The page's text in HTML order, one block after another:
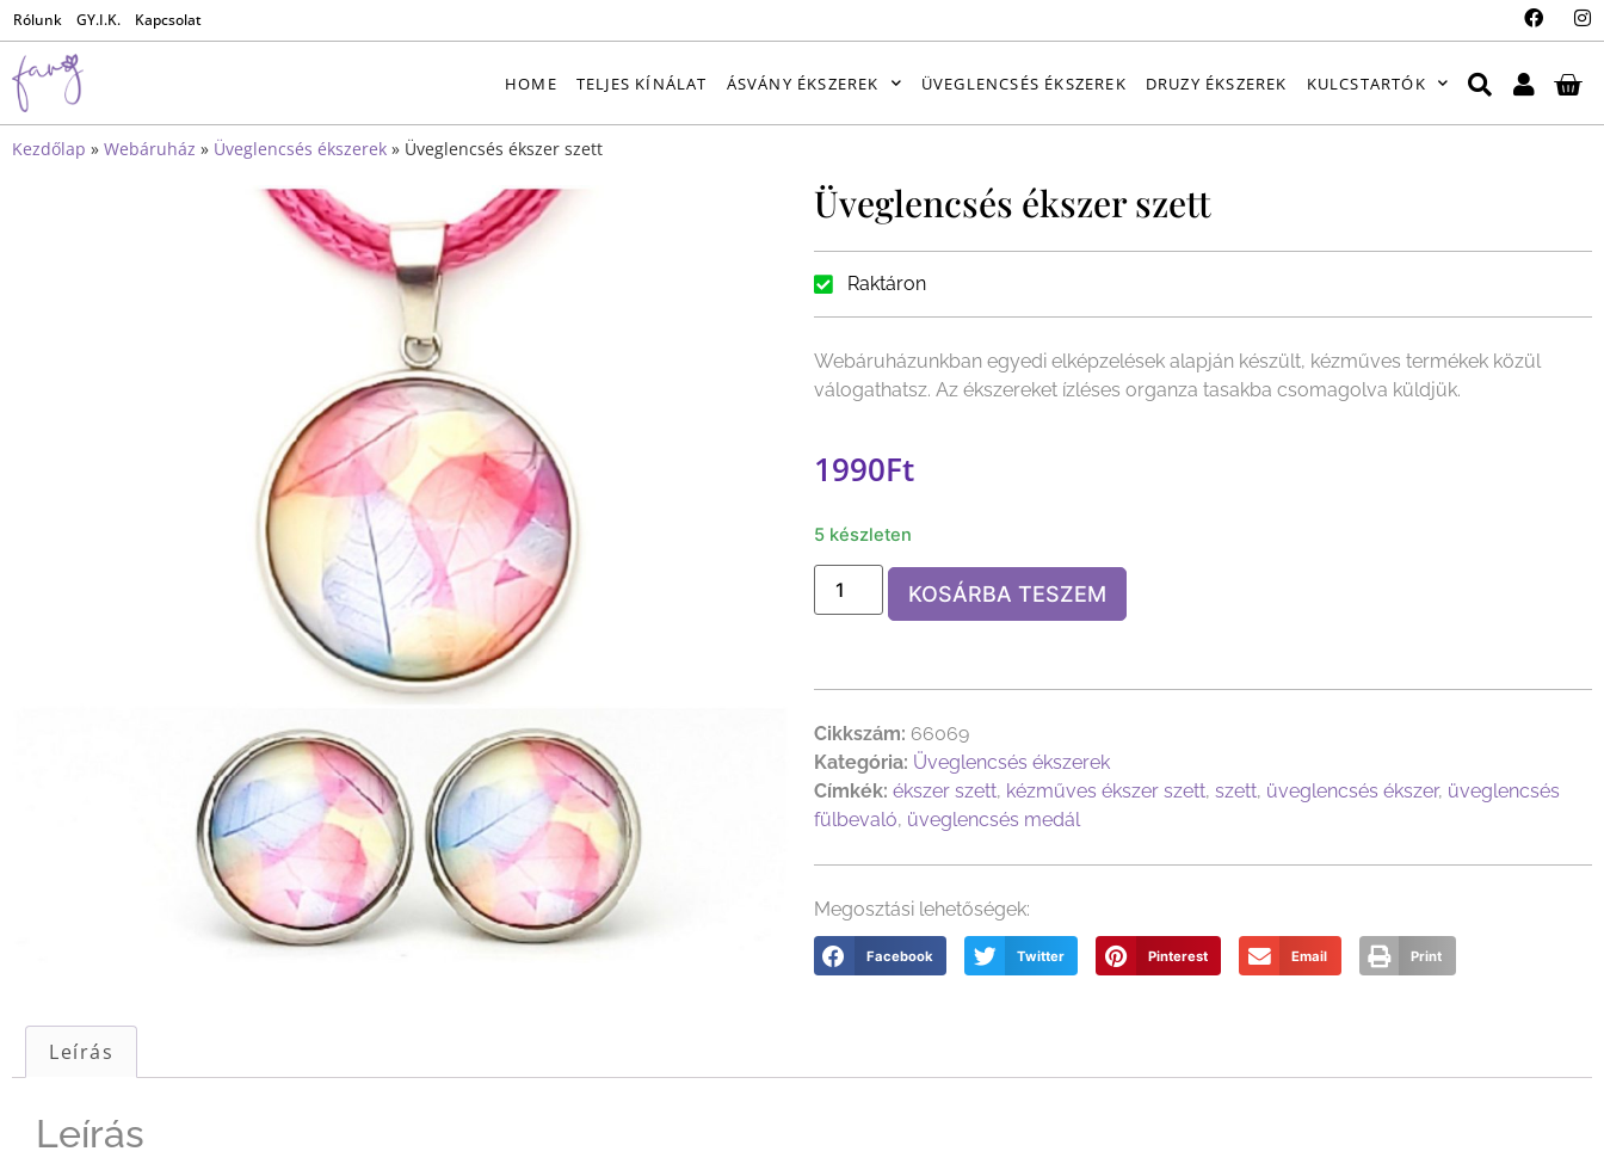
Rólunk GY.I.K. Kapcsolat
HOME TELJES KÍNÁLAT ÁSVÁNY ÉKSZEREK ÜVEGLENCSÉS ÉKSZEREK DRUZY ÉKSZEREK KULCSTARTÓK
Kezdőlap » Webáruház » Üveglencsés ékszerek » Üveglencsés ékszer szett
Üveglencsés ékszer szett
Raktáron
Webáruházunkban egyedi elképzelések alapján készült, kézműves termékek közül
válogathatsz. Az ékszereket ízléses organza tasakba csomagolva küldjük.
1990Ft
5 készleten
KOSÁRBA TESZEM
Cikkszám: 66069
Kategória: Üveglencsés ékszerek
Címkék: ékszer szett, kézműves ékszer szett, szett, üveglencsés ékszer, üveglencsés
fülbevaló, üveglencsés medál
Megosztási lehetőségek:
Facebook Twitter Pinterest Email Print
Leírás
Leírás